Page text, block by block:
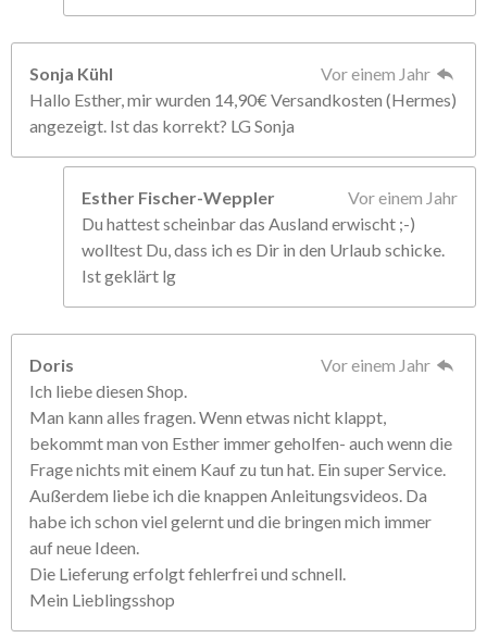
Sonja Kühl
Vor einem Jahr
Hallo Esther, mir wurden 14,90€ Versandkosten (Hermes)
angezeigt. Ist das korrekt? LG Sonja
Esther Fischer-Weppler
Vor einem Jahr
Du hattest scheinbar das Ausland erwischt ;-)
wolltest Du, dass ich es Dir in den Urlaub schicke.
Ist geklärt lg
Doris
Vor einem Jahr
Ich liebe diesen Shop.
Man kann alles fragen. Wenn etwas nicht klappt,
bekommt man von Esther immer geholfen- auch wenn die
Frage nichts mit einem Kauf zu tun hat. Ein super Service.
Außerdem liebe ich die knappen Anleitungsvideos. Da
habe ich schon viel gelernt und die bringen mich immer
auf neue Ideen.
Die Lieferung erfolgt fehlerfrei und schnell.
Mein Lieblingsshop